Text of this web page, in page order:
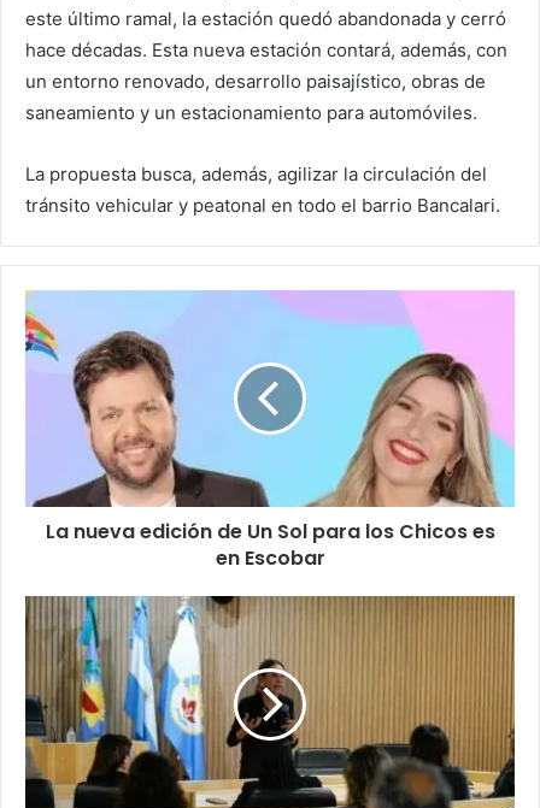
este último ramal, la estación quedó abandonada y cerró
hace décadas. Esta nueva estación contará, además, con
un entorno renovado, desarrollo paisajístico, obras de
saneamiento y un estacionamiento para automóviles.
La propuesta busca, además, agilizar la circulación del
tránsito vehicular y peatonal en todo el barrio Bancalari.
La nueva edición de Un Sol para los Chicos es
en Escobar